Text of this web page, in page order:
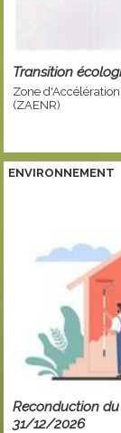
Transition
Zone
(ZAENR)
ENVIRONNEMENT
Reconduction
31/12/2026